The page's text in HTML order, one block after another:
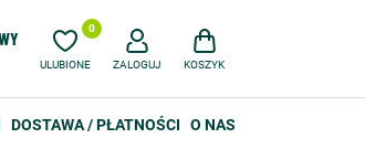
ULUBIONE
0
ZALOGUJ KOSZYK
DOSTAWA / PŁATNOŚCI O NAS